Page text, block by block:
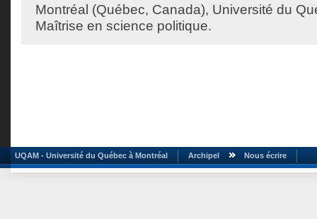
Montréal (Québec, Canada), Université du
Maîtrise en science politique.
UQAM - Université du Québec à Montréal Archipel Nous écrire